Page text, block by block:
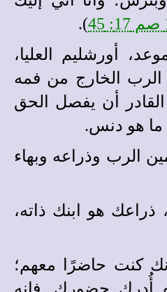
).
أورشليم العليا،
الرب الخارج من فمه
أن يفصل الحق
ما هو دنس.
الرب وذراعه وبهاء
ذراعك هو ابنك ذاته،
كنت حاضرًا معهم؛